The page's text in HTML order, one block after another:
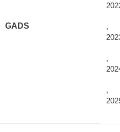
GADS
,
,
,